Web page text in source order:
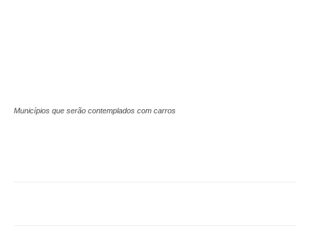
Municípios que serão contemplados com carros